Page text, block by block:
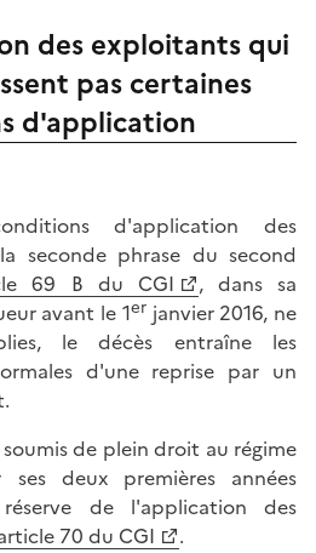
des exploitants qui
pas certaines
d'application
d'application des
seconde phrase du second
69 B du CGI
, dans sa
avant le 1erjanvier 2016, ne
le décès entraîne les
d'une reprise par un
de plein droit au régime
deux premières années
de l'application des
70 du CGI
.